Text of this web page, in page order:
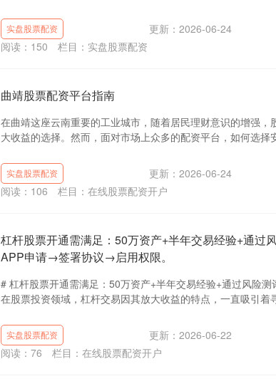
实盘股票配资 更新：2026-06-24
阅读： 150 栏目： 实盘股票配资
曲靖股票配资平台指南
在曲靖这座云南重要的工业城市，随着居民理财意识的增强，
大收益的选择。然而，面对市场上众多的配资平台，如何选择
实盘股票配资 更新：2026-06-24
阅读： 106 栏目： 在线股票配资开户
杠杆股票开通需满足：50万资产+半年交易经验+通过
APP申请→签署协议→启用权限。
# 杠杆股票开通需满足：50万资产+半年交易经验+通过风险
在股票投资领域，杠杆交易因其放大收益的特点，一直吸引着
实盘股票配资 更新：2026-06-22
阅读： 76 栏目： 在线股票配资开户